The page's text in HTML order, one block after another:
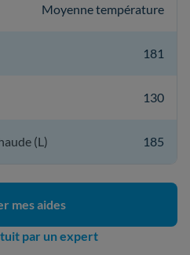
Moyenne température
181
130
(L) 185
mes aides
par un expert